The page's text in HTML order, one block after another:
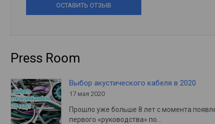
ОСТАВИТЬ ОТЗЫВ
Press Room
Выбор акустического кабеля в 2020
17 мая 2020
Прошло уже больше 8 лет с момента
первого «руководства» по…